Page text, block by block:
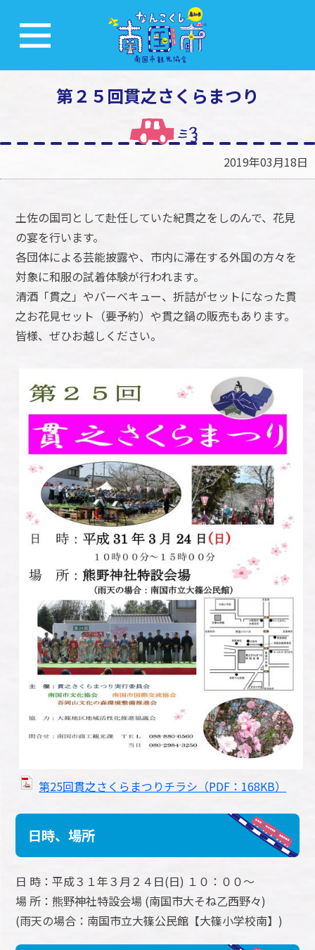
第２５回貫之さくらまつり
2019年03月18日
土佐の国司として赴任していた紀貫之をしのんで、花見
の宴を行います。
各団体による芸能披露や、市内に滞在する外国の方々を
対象に和服の試着体験が行われます。
清酒「貫之」やバーベキュー、折詰がセットになった貫
之お花見セット（要予約）や貫之鍋の販売もあります。
皆様、ぜひお越しください。
第25回貫之さくらまつりチラシ（PDF：168KB）
日時、場所
日 時：平成３１年３月２４日(日) １０：００～
場 所：熊野神社特設会場 (南国市大そね乙西野々)
(雨天の場合：南国市立大篠公民館【大篠小学校南】)